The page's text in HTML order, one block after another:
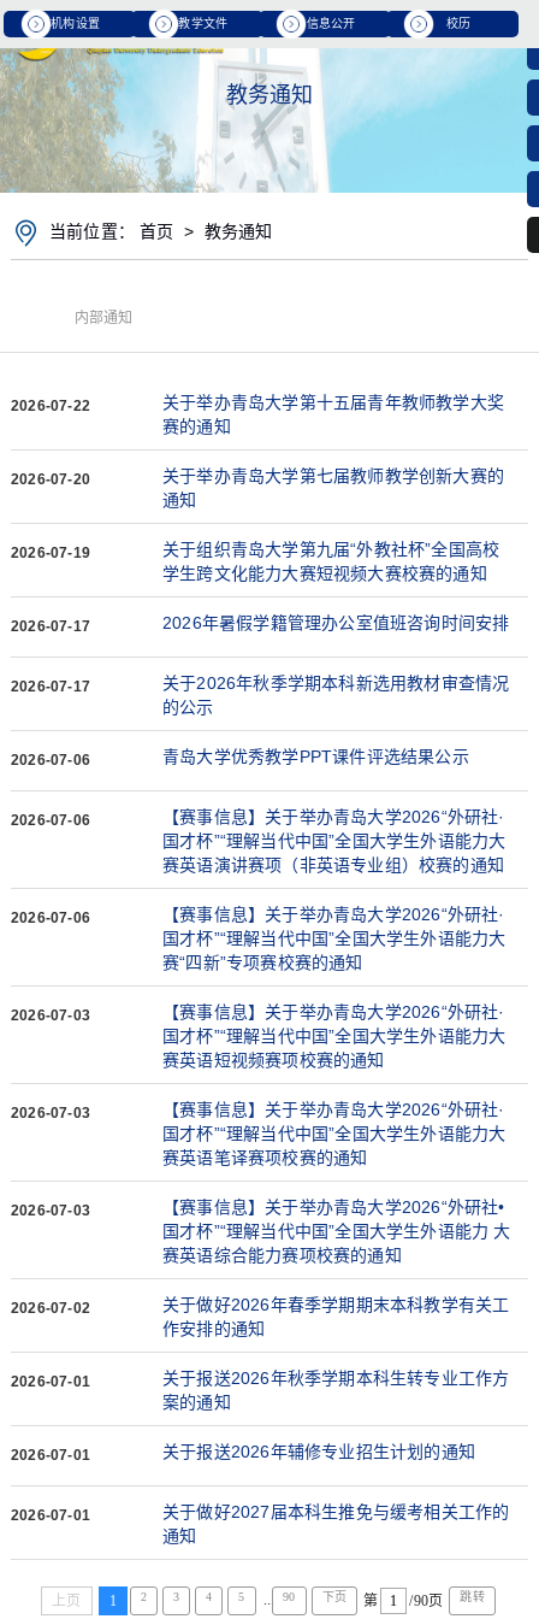
机构设置 教学文件 信息公开 校历
教务通知
当前位置：首页 > 教务通知
内部通知
2026-07-22
关于举办青岛大学第十五届青年教师教学大奖
赛的通知
2026-07-20
关于举办青岛大学第七届教师教学创新大赛的
通知
2026-07-19
关于组织青岛大学第九届“外教社杯”全国高校
学生跨文化能力大赛短视频大赛校赛的通知
2026-07-17 2026年暑假学籍管理办公室值班咨询时间安排
2026-07-17
关于2026年秋季学期本科新选用教材审查情况
的公示
2026-07-06 青岛大学优秀教学PPT课件评选结果公示
2026-07-06
【赛事信息】关于举办青岛大学2026“外研社·
国才杯”“理解当代中国”全国大学生外语能力大
赛英语演讲赛项（非英语专业组）校赛的通知
2026-07-06
【赛事信息】关于举办青岛大学2026“外研社·
国才杯”“理解当代中国”全国大学生外语能力大
赛“四新”专项赛校赛的通知
2026-07-03
【赛事信息】关于举办青岛大学2026“外研社·
国才杯”“理解当代中国”全国大学生外语能力大
赛英语短视频赛项校赛的通知
2026-07-03
【赛事信息】关于举办青岛大学2026“外研社·
国才杯”“理解当代中国”全国大学生外语能力大
赛英语笔译赛项校赛的通知
2026-07-03
【赛事信息】关于举办青岛大学2026“外研社•
国才杯”“理解当代中国”全国大学生外语能力 大
赛英语综合能力赛项校赛的通知
2026-07-02
关于做好2026年春季学期期末本科教学有关工
作安排的通知
2026-07-01
关于报送2026年秋季学期本科生转专业工作方
案的通知
2026-07-01 关于报送2026年辅修专业招生计划的通知
2026-07-01
关于做好2027届本科生推免与缓考相关工作的
通知
上页 1 2 3 4 5 90 下页 第 /90页 跳转